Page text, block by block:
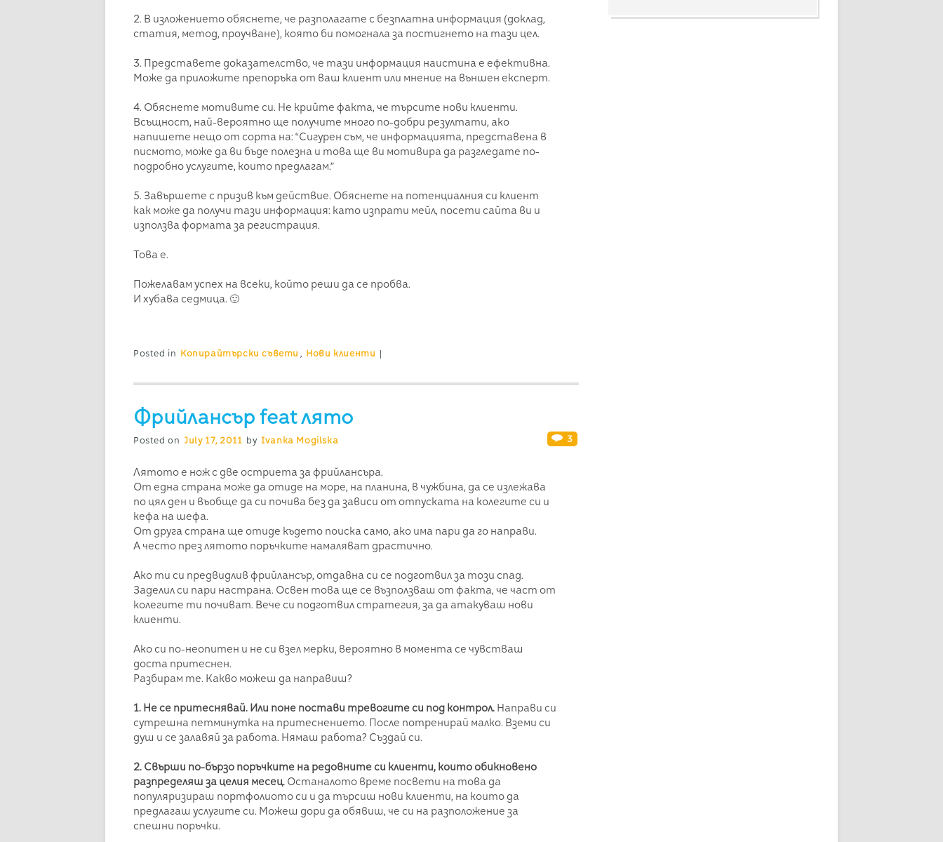
2. В изложението обяснете, че разполагате с безплатна информация (доклад,
статия, метод, проучване), която би помогнала за постигнето на тази цел.
3. Представете доказателство, че тази информация наистина е ефективна.
Може да приложите препоръка от ваш клиент или мнение на външен експерт.
4. Обяснете мотивите си. Не крийте факта, че търсите нови клиенти.
Всъщност, най-вероятно ще получите много по-добри резултати, ако
напишете нещо от сорта на: “Сигурен съм, че информацията, представена в
писмото, може да ви бъде полезна и това ще ви мотивира да разгледате по-
подробно услугите, които предлагам.”
5. Завършете с призив към действие. Обяснете на потенциалния си клиент
как може да получи тази информация: като изпрати мейл, посети сайта ви и
използва формата за регистрация.
Това е.
Пожелавам успех на всеки, който реши да се пробва.
И хубава седмица. 🙂
Posted in Копирайтърски съвети , Нови клиенти |
Фрийлансър feat лято
Posted on July 17, 2011 by Ivanka Mogilska 3
Лятото е нож с две остриета за фрийлансъра.
От една страна може да отиде на море, на планина, в чужбина, да се излежава
по цял ден и въобще да си почива без да зависи от отпуската на колегите си и
кефа на шефа.
От друга страна ще отиде където поиска само, ако има пари да го направи.
А често през лятото поръчките намаляват драстично.
Ако ти си предвидлив фрийлансър, отдавна си се подготвил за този спад.
Заделил си пари настрана. Освен това ще се възползваш от факта, че част от
колегите ти почиват. Вече си подготвил стратегия, за да атакуваш нови
клиенти.
Ако си по-неопитен и не си взел мерки, вероятно в момента се чувстваш
доста притеснен.
Разбирам те. Какво можеш да направиш?
1. Не се притеснявай. Или поне постави тревогите си под контрол. Направи си
сутрешна петминутка на притеснението. После потренирай малко. Вземи си
душ и се залавяй за работа. Нямаш работа? Създай си.
2. Свърши по-бързо поръчките на редовните си клиенти, които обикновено
разпределяш за целия месец. Останалото време посвети на това да
популяризираш портфолиото си и да търсиш нови клиенти, на които да
предлагаш услугите си. Можеш дори да обявиш, че си на разположение за
спешни поръчки.